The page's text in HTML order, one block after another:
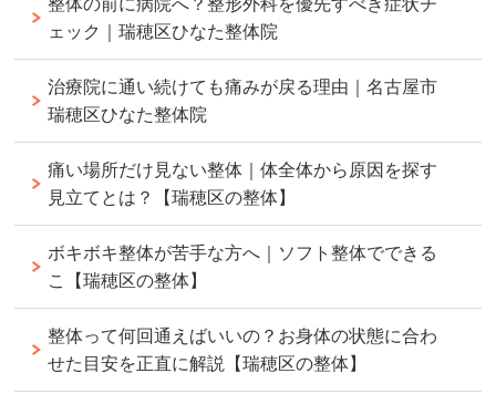
整体の前に病院へ？整形外科を優先すべき症状チ
ェック｜瑞穂区ひなた整体院
治療院に通い続けても痛みが戻る理由｜名古屋市
瑞穂区ひなた整体院
痛い場所だけ見ない整体｜体全体から原因を探す
見立てとは？【瑞穂区の整体】
ボキボキ整体が苦手な方へ｜ソフト整体でできる
こ【瑞穂区の整体】
整体って何回通えばいいの？お身体の状態に合わ
せた目安を正直に解説【瑞穂区の整体】